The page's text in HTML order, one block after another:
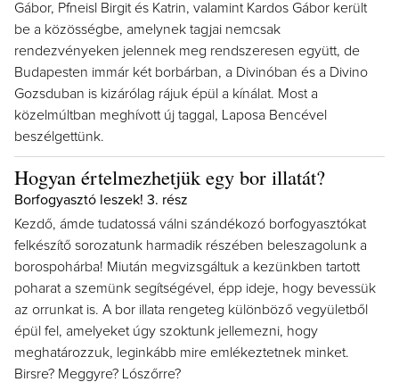
Gábor, Pfneisl Birgit és Katrin, valamint Kardos Gábor került
be a közösségbe, amelynek tagjai nemcsak
rendezvényeken jelennek meg rendszeresen együtt, de
Budapesten immár két borbárban, a Divinóban és a Divino
Gozsduban is kizárólag rájuk épül a kínálat. Most a
közelmúltban meghívott új taggal, Laposa Bencével
beszélgettünk.
Hogyan értelmezhetjük egy bor illatát?
Borfogyasztó leszek! 3. rész
Kezdő, ámde tudatossá válni szándékozó borfogyasztókat
felkészítő sorozatunk harmadik részében beleszagolunk a
borospohárba! Miután megvizsgáltuk a kezünkben tartott
poharat a szemünk segítségével, épp ideje, hogy bevessük
az orrunkat is. A bor illata rengeteg különböző vegyületből
épül fel, amelyeket úgy szoktunk jellemezni, hogy
meghatározzuk, leginkább mire emlékeztetnek minket.
Birsre? Meggyre? Lószőrre?